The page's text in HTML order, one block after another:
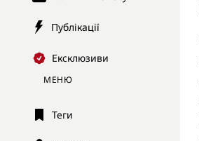
Публікації
Ексклюзиви
МЕНЮ
Теги